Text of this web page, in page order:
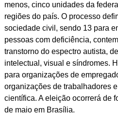
menos, cinco unidades da
regiões do país. O processo
sociedade civil, sendo 13 para
pessoas com deficiência,
transtorno do espectro autista,
intelectual, visual e síndromes.
para organizações de
organizações de trabalhadores
científica. A eleição ocorrerá de
de maio em Brasília.